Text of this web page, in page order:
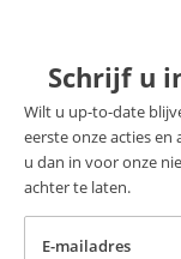
Schrijf u
Wilt u up-to-date
eerste onze acties
u dan in voor onze
achter te laten.
E-mailadres